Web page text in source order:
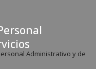
Administrativo y de